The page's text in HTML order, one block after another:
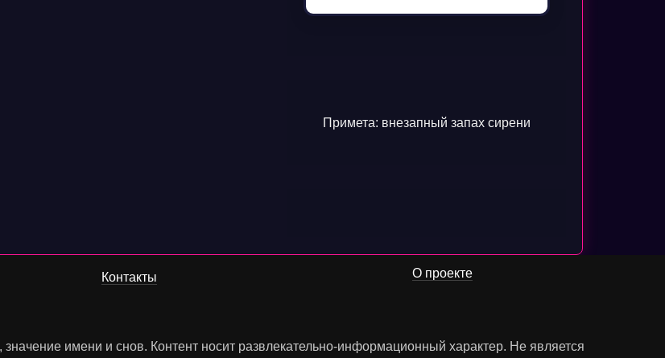
Примета: внезапный запах сирени
Контакты О проекте
имени и снов. Контент носит развлекательно-информационный характер. Не является